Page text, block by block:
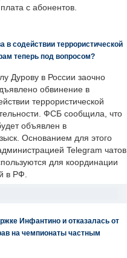
с абонентов.
содействии террористической
теперь под вопросом?
Дурову в России заочно
обвинение в
террористической
ФСБ сообщила, что
объявлен в
Основанием для этого
Telegram чатов
для координации
в РФ.
Инфантино и отказалась от
на чемпионаты частным